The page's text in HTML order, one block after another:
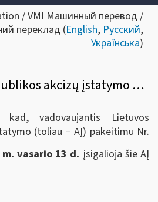
/ VMI Машинный перевод /
переклад (English, Русский,
Українська)
Dėl Lietuvos Respublikos akcizų įstatymo pakeitimo nuo 2023 m. vasario 13 d.
kad, vadovaujantis Lietuvos
(toliau − AĮ) pakeitimu Nr.
vasario 13 d. įsigalioja šie AĮ